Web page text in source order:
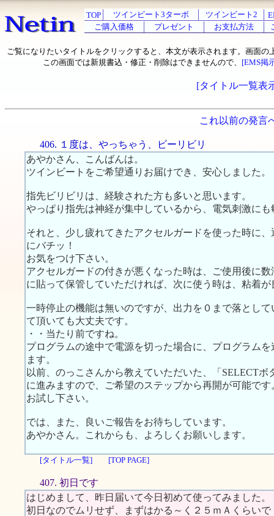
TOP ツインビート3ターボ ツインビート2
ご購入価格
プレゼント お支払方法
ご覧になりたいタイトルをクリックすると、本文が表示されます。画面の
この画面では新規書込・修正・削除はできませんので、 [EMS掲
[タイトル一覧表
これ以前の発言
406. １度は、やっちゃう、ビーリビリ
あやかさん、こんばんは。
ツインビートをご希望通りお届けでき、安心しました。
指先ビリビリは、経験された方も多いと思います。
やっぱり指先は神経が集中しているから、電気刺激に
それと、少し疲れてきたアクセルガードを使った時に
にバチッ！
お気をつけ下さい。
アクセルガードの付きが悪くなった時は、ご使用後に
に貼って保管していただければ、次に使う時は、粘着
一時停止の機能は無いのですが、出力を０まで落とし
て頂いても大丈夫です。
・・当たり前ですね。
プログラムの途中で電源を切った場合に、プログラム
ます。
以前、のっこさんから教えていただいた、「SELECT
に進みますので、ご希望のステップから再開が可能です
お試し下さい。
では、また、良いご報告をお待ちしています。
あやかさん。これからも、よろしくお願いします。
[タイトル一覧] [TOP PAGE]
407. 初日です
はじめまして、昨日届いて今日初めて使ってみました。
初日なのでムリせず、まずはかる～く２５ｍＡくらい